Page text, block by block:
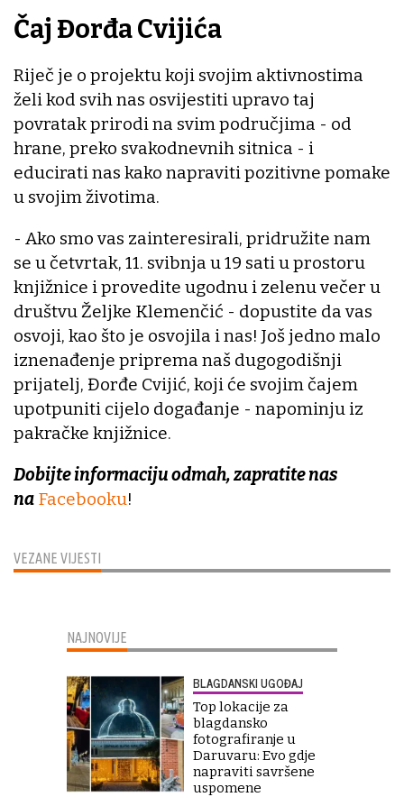
VEZANE VIJESTI
Čaj Đorđa Cvijića
Riječ je o projektu koji svojim aktivnostima
želi kod svih nas osvijestiti upravo taj
povratak prirodi na svim područjima - od
hrane, preko svakodnevnih sitnica - i
educirati nas kako napraviti pozitivne pomake
u svojim životima.
- Ako smo vas zainteresirali, pridružite nam
se u četvrtak, 11. svibnja u 19 sati u prostoru
knjižnice i provedite ugodnu i zelenu večer u
društvu Željke Klemenčić - dopustite da vas
osvoji, kao što je osvojila i nas! Još jedno malo
iznenađenje priprema naš dugogodišnji
prijatelj, Đorđe Cvijić, koji će svojim čajem
upotpuniti cijelo događanje - napominju iz
pakračke knjižnice.
Dobijte informaciju odmah, zapratite nas
na Facebooku!
NAJNOVIJE
BLAGDANSKI UGOĐAJ
Top lokacije za
blagdansko
fotografiranje u
Daruvaru: Evo gdje
napraviti savršene
uspomene